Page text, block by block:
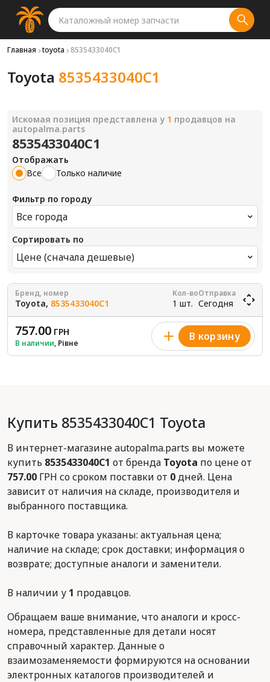
Главная toyota 8535433040C1
Toyota 8535433040C1
Искомая позиция представлена у 1 продавцов на
autopalma.parts
8535433040C1
Отображать
Все
Только наличие
Фильтр по городу
Все города
Сортировать по
Цене (сначала дешевые)
Бренд, номер
Toyota, 8535433040C1
Кол-во
1 шт.
Отправка
Сегодня
757.00 ГРН
В наличии, Рівне
В корзину
Купить 8535433040C1 Toyota
В интернет-магазине autopalma.parts вы можете
купить 8535433040C1 от бренда Toyota по цене от
757.00 ГРН со сроком поставки от 0дней. Цена
зависит от наличия на складе, производителя и
выбранного поставщика.
В карточке товара указаны: актуальная цена;
наличие на складе; срок доставки; информация о
возврате; доступные аналоги и заменители.
В наличии у 1 продавцов.
Обращаем ваше внимание, что аналоги и кросс-
номера, представленные для детали носят
справочный характер. Данные о
взаимозаменяемости формируются на основании
электронных каталогов производителей и